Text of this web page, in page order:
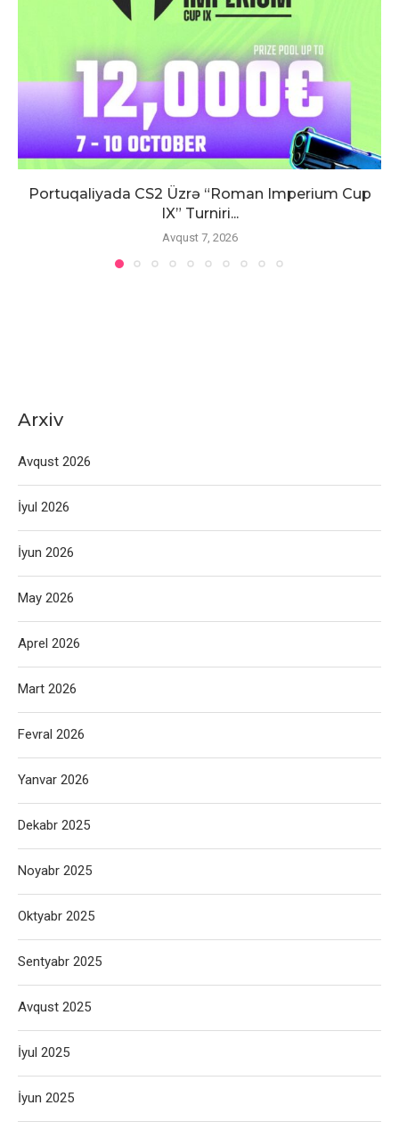
Portuqaliyada CS2 Üzrə “Roman Imperium Cup
IX” Turniri...
Avqust 7, 2026
Arxiv
Avqust 2026
İyul 2026
İyun 2026
May 2026
Aprel 2026
Mart 2026
Fevral 2026
Yanvar 2026
Dekabr 2025
Noyabr 2025
Oktyabr 2025
Sentyabr 2025
Avqust 2025
İyul 2025
İyun 2025